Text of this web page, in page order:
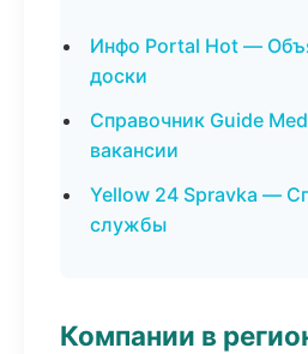
Инфо Portal Hot —
доски
Справочник Guide
вакансии
Yellow 24 Spravka —
службы
Компании в